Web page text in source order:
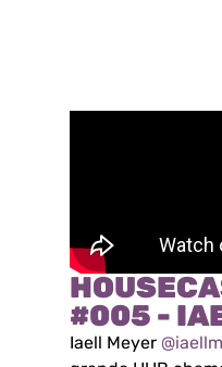
#005 -
Iaell Meyer